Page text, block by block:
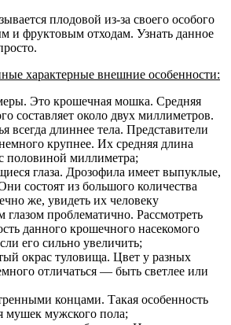
плодовой из-за своего особого
и фруктовым отходам. Узнать данное
характерные внешние особенности:
Это крошечная мошка. Средняя
составляет около двух миллиметров.
всегда длиннее тела. Представители
крупнее. Их средняя длина
половиной миллиметра;
глаза. Дрозофила имеет выпуклые,
состоят из большого количества
же, увидеть их человеку
проблематично. Рассмотреть
данного крошечного насекомого
его сильно увеличить;
окрас туловища. Цвет у разных
отличаться — быть светлее или
концами. Такая особенность
мушек мужского пола;